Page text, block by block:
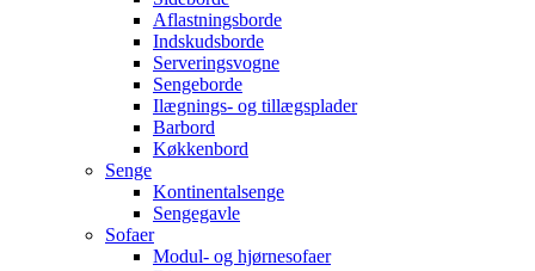
Aflastningsborde
Indskudsborde
Serveringsvogne
Sengeborde
Ilægnings- og tillægsplader
Barbord
Køkkenbord
Senge
Kontinentalsenge
Sengegavle
Sofaer
Modul- og hjørnesofaer